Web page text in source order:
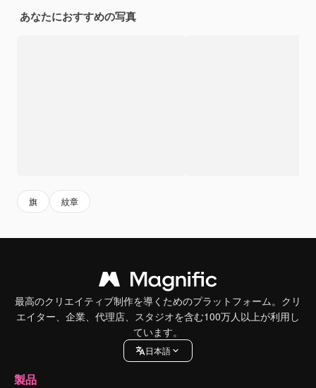
あなたにおすすめの写真
旗 紋章
最高のクリエイティブ制作を導くためのプラットフォーム。クリ
エイター、企業、代理店、スタジオを含む100万人以上が利用し
ています。
日本語
製品